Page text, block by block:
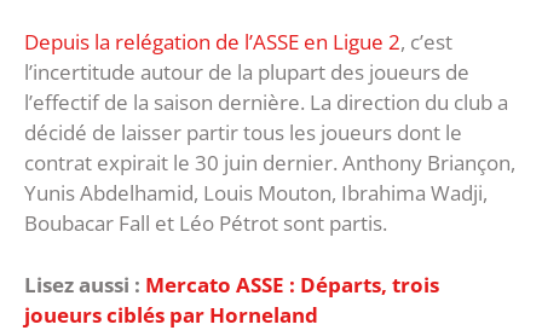
Depuis la relégation de l’ASSE en Ligue 2, c’est
l’incertitude autour de la plupart des joueurs de
l’effectif de la saison dernière. La direction du club a
décidé de laisser partir tous les joueurs dont le
contrat expirait le 30 juin dernier. Anthony Briançon,
Yunis Abdelhamid, Louis Mouton, Ibrahima Wadji,
Boubacar Fall et Léo Pétrot sont partis.
Lisez aussi : Mercato ASSE : Départs, trois
joueurs ciblés par Horneland